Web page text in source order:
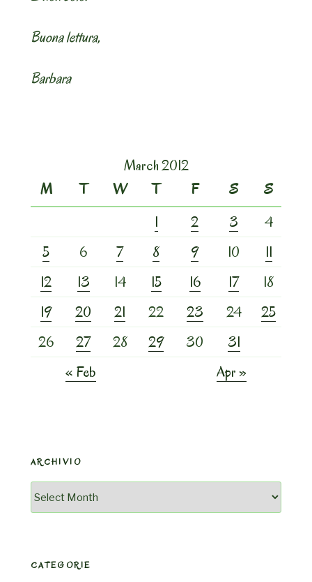
Buona lettura,
Barbara
March 2012
M
T W T F S
S
1
2 3
4
5
6 7 8 9 10
11
12
13 14 15 16 17
18
19
20 21 22 23 24
25
26
27 28 29 30
31
« Feb
Apr »
ARCHIVIO
Archivio
CATEGORIE